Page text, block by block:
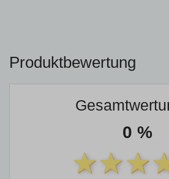
Produktbewertung
0 %